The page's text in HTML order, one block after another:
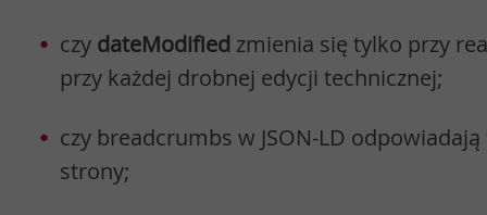
czy dateModified zmienia się tylko przy
przy każdej drobnej edycji technicznej;
czy breadcrumbs w JSON-LD
strony;